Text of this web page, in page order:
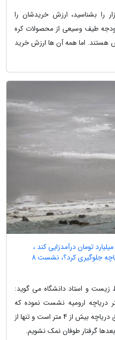
را بشناسید، ارزش خریدشان را
طیف وسیعی از محصولات کره
هستند. اما همه آن ها ارزش خرید
دریاچه ارومیه می تواند سالی 1500 میلیارد تومان درآمدزایی کند ،
چگونه می توان از ریزگرد نمکی دریاچه جلوگیری کرد؟، نشست 8
زیست و استاد دانشگاه می گوید:
دریاچه ارومیه نشست نموده که
ارتفاع این نمک در بخش های عمیق دریاچه بیش از 4 متر است و تنها از
گرفتار طوفان نمک نشویم.